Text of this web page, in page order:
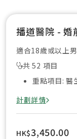
播道醫院 - 婚
適合18歲或以上男士及女士 有意或
女士共 52 項目
重點項目: 醫
計劃詳情
HK$3,450.00